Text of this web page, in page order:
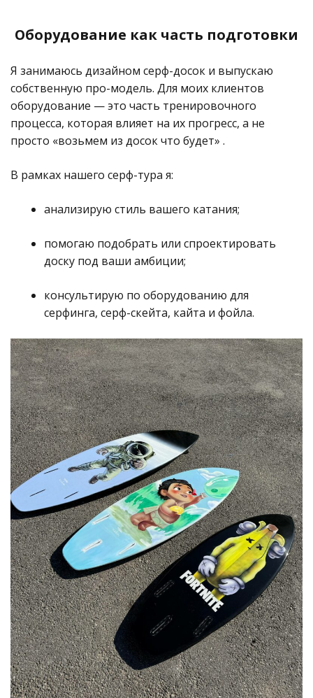
Оборудование как часть подготовки
Я занимаюсь дизайном серф-досок и выпускаю
собственную про-модель. Для моих клиентов
оборудование — это часть тренировочного
процесса, которая влияет на их прогресс, а не
просто «возьмем из досок что будет» .
В рамках нашего серф-тура я:
анализирую стиль вашего катания;
помогаю подобрать или спроектировать
доску под ваши амбиции;
консультирую по оборудованию для
серфинга, серф-скейта, кайта и фойла.